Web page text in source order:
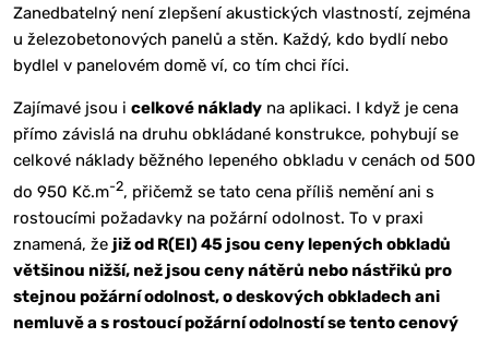
Zanedbatelný není zlepšení akustických vlastností, zejména
u železobetonových panelů a stěn. Každý, kdo bydlí nebo
bydlel v panelovém domě ví, co tím chci říci.
Zajímavé jsou i celkové nákladyna aplikaci. I když je cena
přímo závislá na druhu obkládané konstrukce, pohybují se
celkové náklady běžného lepeného obkladu v cenách od 500
do 950 Kč.m-2, přičemž se tato cena příliš nemění ani s
rostoucími požadavky na požární odolnost. To v praxi
znamená, že již od R(EI) 45 jsou ceny lepených obkladů
většinou nižší, než jsou ceny nátěrů nebo nástřiků pro
stejnou požární odolnost, o deskových obkladech ani
nemluvě a s rostoucí požární odolností se tento cenový